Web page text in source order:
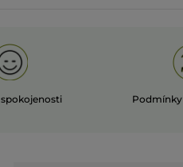
spokojenosti Podmínky